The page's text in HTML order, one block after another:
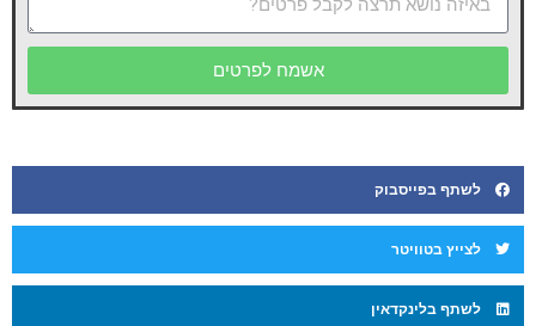
אשמח לפרטים
לשתף בפייסבוק
לצייץ בטוויטר
לשתף בלינקדאין